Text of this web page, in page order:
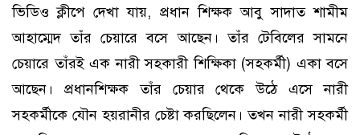
ভিডিও ক্লীপে দেখা যায়, প্রধান শিক্ষক আবু সাদাত শামীম
আহাম্মেদ তাঁর চেয়ারে বসে আছেন। তাঁর টেবিলের সামনে
চেয়ারে তাঁরই এক নারী সহকারী শিক্ষিকা (সহকর্মী) একা বসে
আছেন। প্রধানশিক্ষক তাঁর চেয়ার থেকে উঠে এসে নারী
সহকর্মীকে যৌন হয়রানীর চেষ্টা করছিলেন। তখন নারী সহকর্মী